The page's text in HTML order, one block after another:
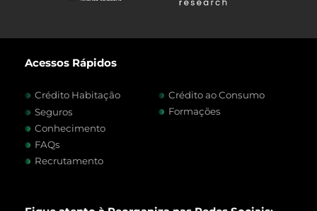
Acessos Rápidos
Crédito Habitação
Crédito ao Consumo
Seguros
Formações
Conhecimento
FAQs
Recrutamento